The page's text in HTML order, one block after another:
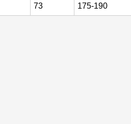
73 175-190